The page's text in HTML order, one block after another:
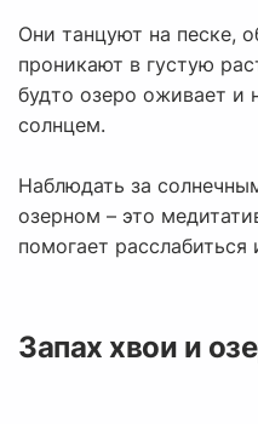
Они танцуют на песке,
проникают в густую
будто озеро оживает и
солнцем.
Наблюдать за
озерном – это
помогает
Запах хвои и